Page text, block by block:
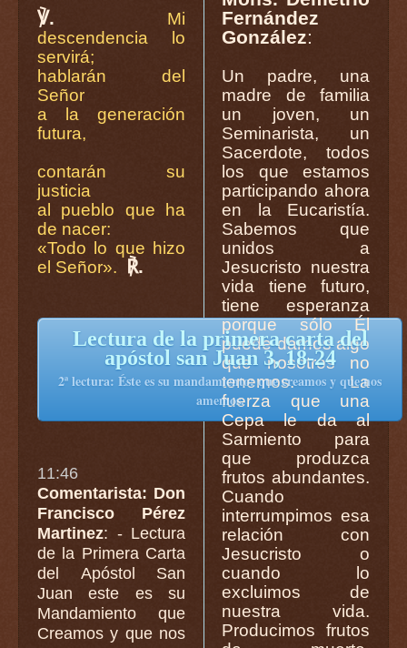
℣.
Mi
descendencia lo
servirá;
hablarán del
Señor
a la generación
futura,
contarán su
justicia
al pueblo que ha
de nacer:
«Todo lo que hizo
el Señor».
℟.
Lectura de la primera carta del
apóstol san Juan 3, 18-24
2ª lectura: Éste es su mandamiento: que creamos y que nos
amemos.
11:46
Comentarista: Don
Francisco Pérez
Martinez: - Lectura
de la Primera Carta
del Apóstol San
Juan este es su
Mandamiento que
Creamos y que nos
Fernández
González:
Un padre, una
madre de familia
un joven, un
Seminarista, un
Sacerdote, todos
los que estamos
participando ahora
en la Eucaristía.
Sabemos que
unidos a
Jesucristo nuestra
vida tiene futuro,
tiene esperanza
porque sólo Él
puede darnos algo
que nosotros no
tenemos. La
fuerza que una
Cepa le da al
Sarmiento para
que produzca
frutos abundantes.
Cuando
interrumpimos esa
relación con
Jesucristo o
cuando lo
excluimos de
nuestra vida.
Producimos frutos